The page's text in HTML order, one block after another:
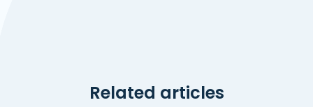
Related articles